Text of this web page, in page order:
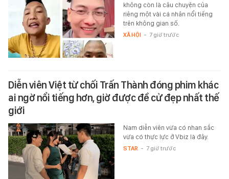
không còn là câu chuyện của
riêng một vài cá nhân nổi tiếng
trên không gian số.
XÃ HỘI - 7 giờ trước
Diễn viên Việt từ chối Trấn Thành đóng phim khác
ai ngờ nổi tiếng hơn, giờ được đề cử đẹp nhất thế
giới
Nam diễn viên vừa có nhan sắc
vừa có thực lực ở Vbiz là đây.
STAR - 7 giờ trước